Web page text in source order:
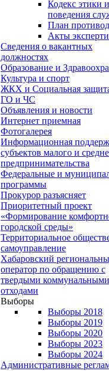
Кодекс этики
поведения
План
Акты
Сведения о вакантных
должностях
Образование и
Культура и спорт
ЖКХ и Социальная
ГО и ЧС
Объявления и новости
Интернет приемная
Фотогалерея
Информационная
субъектов малого и
предпринимательства
Федеральные и
программы
Прокурор разъясняет
Приоритетный проект
«Формирование
городской среды»
Территориальное
самоуправление
Хабаровский
оператор по обращению с
твердыми коммунальными
отходами
Выборы
Выборы 2018
Выборы 2019
Выборы 2020
Выборы 2023
Выборы 2024
Административные